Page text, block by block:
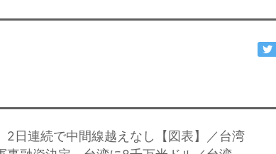
2日連続で中間線越えなし【図表】／台湾